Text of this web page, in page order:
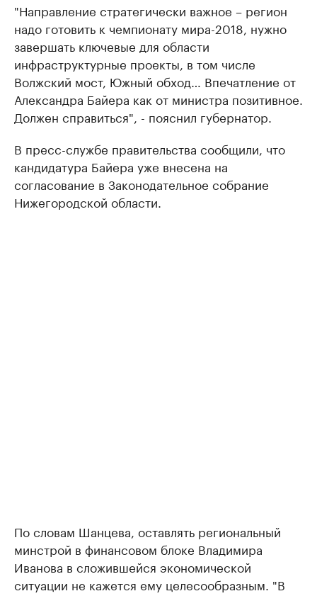
"Направление стратегически важное – регион
надо готовить к чемпионату мира-2018, нужно
завершать ключевые для области
инфраструктурные проекты, в том числе
Волжский мост, Южный обход… Впечатление от
Александра Байера как от министра позитивное.
Должен справиться", - пояснил губернатор.
В пресс-службе правительства сообщили, что
кандидатура Байера уже внесена на
согласование в Законодательное собрание
Нижегородской области.
По словам Шанцева, оставлять региональный
минстрой в финансовом блоке Владимира
Иванова в сложившейся экономической
ситуации не кажется ему целесообразным. "В